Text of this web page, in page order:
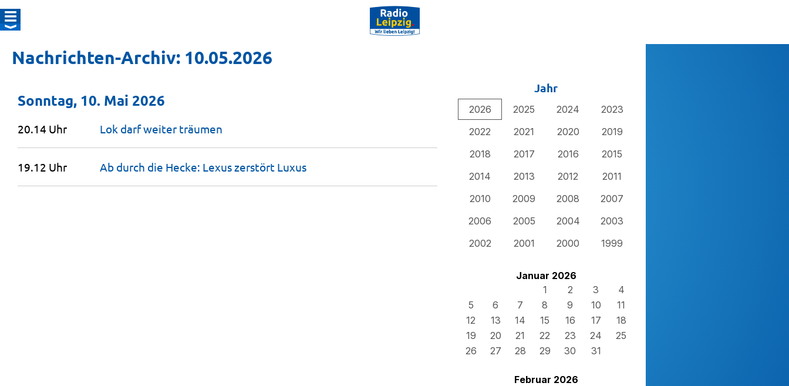
Nachrichten-Archiv: 10.05.2026
Jahr
2026 2025 2024
2023
2022
2021 2020
2019
2018
2017 2016
2015
2014
2013 2012
2011
2010
2009 2008
2007
2006
2005 2004
2003
2002
2001 2000 1999
Januar 2026
1
2 3
4
5
6 7 8 9 10
11
12
13 14 15 16 17
18
19
20 21 22 23 24
25
26
27 28 29 30 31
Februar 2026
Sonntag, 10. Mai 2026
20.14 Uhr Lok darf weiter träumen
19.12 Uhr Ab durch die Hecke: Lexus zerstört Luxus